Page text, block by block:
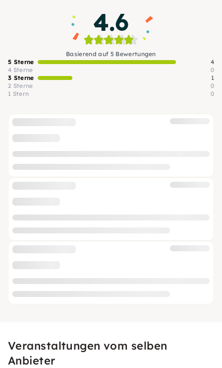
4.6
Basierend auf 5 Bewertungen
5 Sterne
4
4 Sterne
0
3 Sterne
1
2 Sterne
0
1 Stern
0
Veranstaltungen vom selben
Anbieter